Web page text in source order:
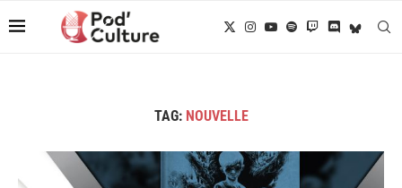
TAG: NOUVELLE